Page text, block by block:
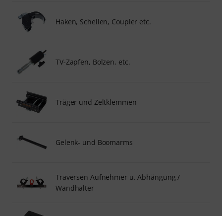
Haken, Schellen, Coupler etc.
TV-Zapfen, Bolzen, etc.
Träger und Zeltklemmen
Gelenk- und Boomarms
Traversen Aufnehmer u. Abhängung /
Wandhalter